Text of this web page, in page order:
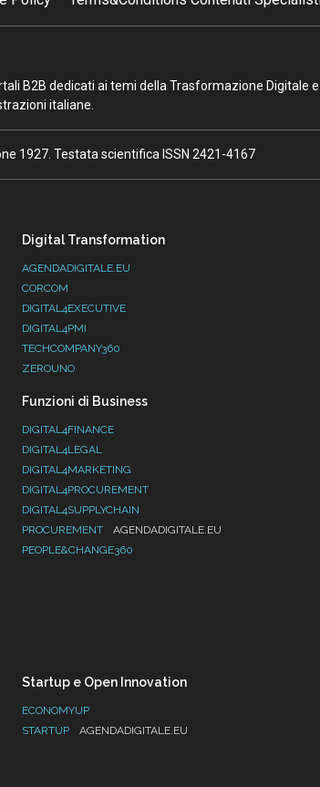
B2B dedicati ai temi della Trasformazione Digitale
italiane.
1927. Testata scientifica ISSN 2421-4167
Digital Transformation
AGENDADIGITALE.EU
CORCOM
DIGITAL4EXECUTIVE
DIGITAL4PMI
TECHCOMPANY360
ZEROUNO
Funzioni di Business
DIGITAL4FINANCE
DIGITAL4LEGAL
DIGITAL4MARKETING
DIGITAL4PROCUREMENT
DIGITAL4SUPPLYCHAIN
PROCUREMENT
AGENDADIGITALE.EU
PEOPLE&CHANGE360
Startup e Open Innovation
ECONOMYUP
STARTUP
AGENDADIGITALE.EU